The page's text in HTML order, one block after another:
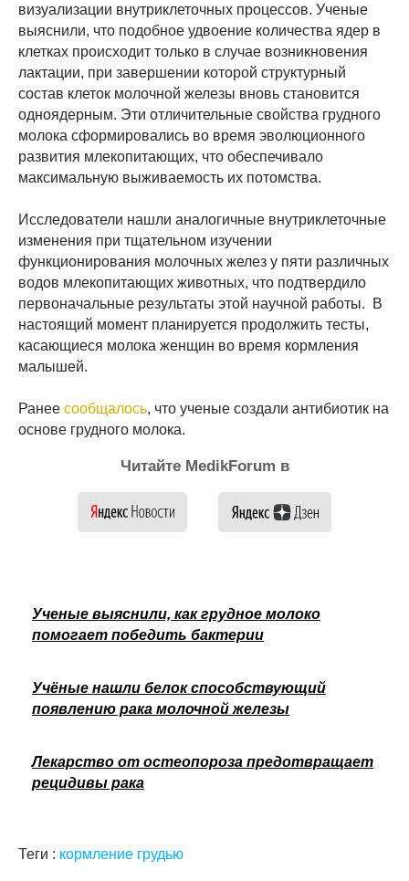
визуализации внутриклеточных процессов. Ученые
выяснили, что подобное удвоение количества ядер в
клетках происходит только в случае возникновения
лактации, при завершении которой структурный
состав клеток молочной железы вновь становится
одноядерным. Эти отличительные свойства грудного
молока сформировались во время эволюционного
развития млекопитающих, что обеспечивало
максимальную выживаемость их потомства.
Исследователи нашли аналогичные внутриклеточные
изменения при тщательном изучении
функционирования молочных желез у пяти различных
водов млекопитающих животных, что подтвердило
первоначальные результаты этой научной работы. В
настоящий момент планируется продолжить тесты,
касающиеся молока женщин во время кормления
малышей.
Ранее сообщалось, что ученые создали антибиотик на
основе грудного молока.
Читайте MedikForum в
Ученые выяснили, как грудное молоко
помогает победить бактерии
Учёные нашли белок способствующий
появлению рака молочной железы
Лекарство от остеопороза предотвращает
рецидивы рака
Теги : кормление грудью